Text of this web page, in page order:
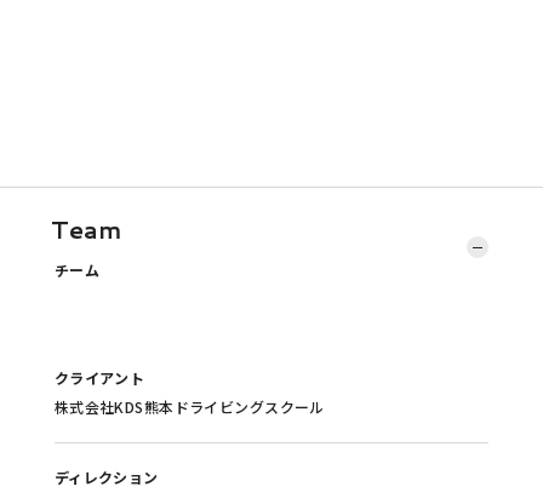
Team
チーム
クライアント
株式会社KDS熊本ドライビングスクール
ディレクション